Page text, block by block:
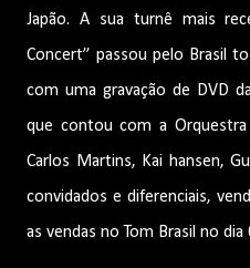
Japão. A sua turnê mais
Concert” passou pelo Brasil
com uma gravação de DVD
que contou com a Orquestra
Carlos Martins, Kai hansen,
convidados e diferenciais,
as vendas no Tom Brasil no